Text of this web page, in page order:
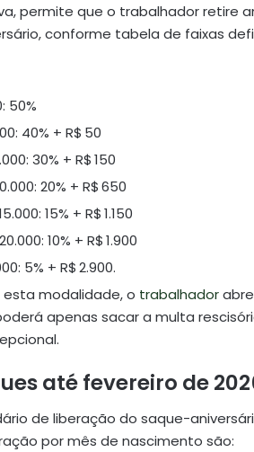
permite que o trabalhador retire
conforme tabela de faixas
50%
40% + R$ 50
30% + R$ 150
20% + R$ 650
15% + R$ 1.150
10% + R$ 1.900
5% + R$ 2.900.
modalidade, o trabalhador
apenas sacar a multa
até fevereiro de
de liberação do saque-
por mês de nascimento são: